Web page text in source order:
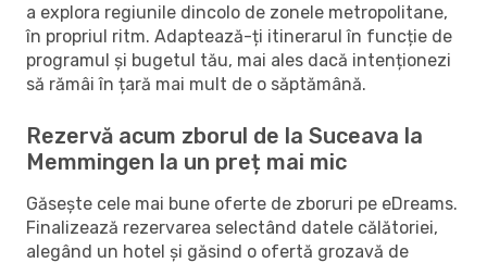
a explora regiunile dincolo de zonele metropolitane,
în propriul ritm. Adaptează-ți itinerarul în funcție de
programul și bugetul tău, mai ales dacă intenționezi
să rămâi în țară mai mult de o săptămână.
Rezervă acum zborul de la Suceava la
Memmingen la un preț mai mic
Găsește cele mai bune oferte de zboruri pe eDreams.
Finalizează rezervarea selectând datele călătoriei,
alegând un hotel și găsind o ofertă grozavă de